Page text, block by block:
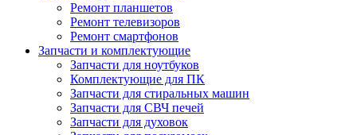
Ремонт планшетов
Ремонт телевизоров
Ремонт смартфонов
Запчасти и комплектующие
Запчасти для ноутбуков
Комплектующие для ПК
Запчасти для стиральных машин
Запчасти для СВЧ печей
Запчасти для духовок